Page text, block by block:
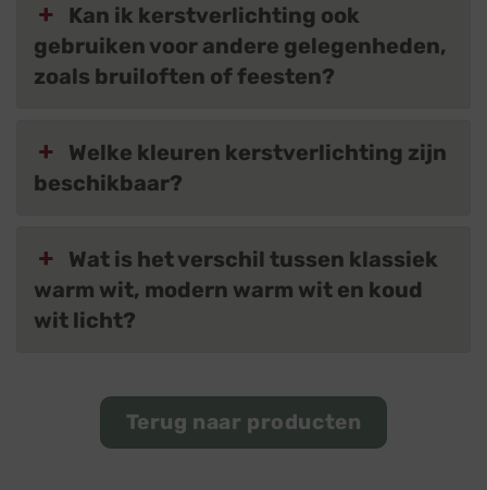
Kan ik kerstverlichting ook
gebruiken voor andere gelegenheden,
zoals bruiloften of feesten?
Welke kleuren kerstverlichting zijn
beschikbaar?
Wat is het verschil tussen klassiek
warm wit, modern warm wit en koud
wit licht?
Terug naar producten